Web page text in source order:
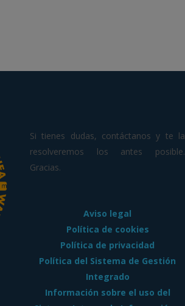
Si tienes dudas, contáctanos y te la
resolveremos los antes posible.
Gracias.
Aviso legal
Política de cookies
Política de privacidad
Política del Sistema de Gestión
Integrado
Información sobre el uso del